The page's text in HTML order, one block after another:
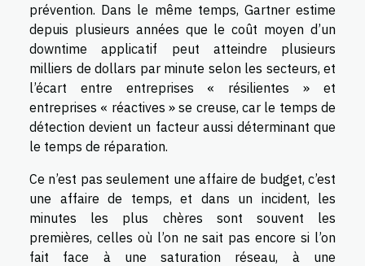
prévention. Dans le même temps, Gartner estime
depuis plusieurs années que le coût moyen d’un
downtime applicatif peut atteindre plusieurs
milliers de dollars par minute selon les secteurs, et
l’écart entre entreprises « résilientes » et
entreprises « réactives » se creuse, car le temps de
détection devient un facteur aussi déterminant que
le temps de réparation.
Ce n’est pas seulement une affaire de budget, c’est
une affaire de temps, et dans un incident, les
minutes les plus chères sont souvent les
premières, celles où l’on ne sait pas encore si l’on
fait face à une saturation réseau, à une